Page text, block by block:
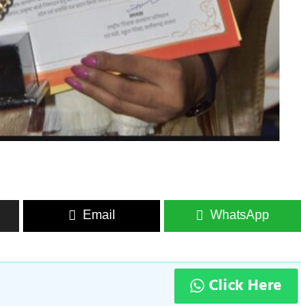
Email WhatsApp
Click Here